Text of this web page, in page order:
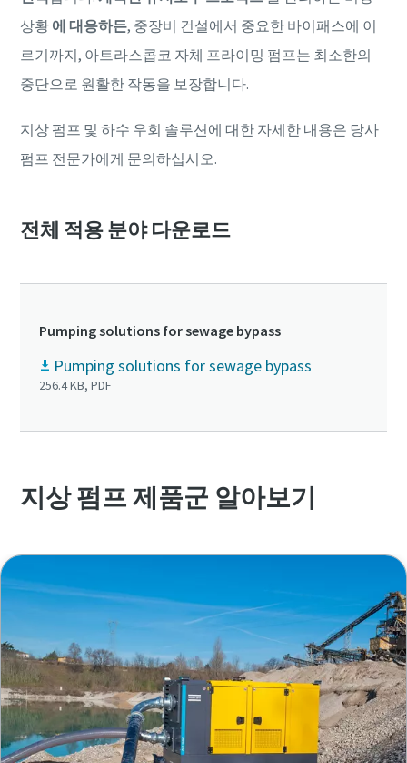
상황 에 대응하든, 중장비 건설에서 중요한 바이패스에 이
르기까지, 아트라스콥코 자체 프라이밍 펌프는 최소한의
중단으로 원활한 작동을 보장합니다.
지상 펌프 및 하수 우회 솔루션에 대한 자세한 내용은 당사
펌프 전문가에게 문의하십시오.
전체 적용 분야 다운로드
Pumping solutions for sewage bypass
Pumping solutions for sewage bypass
256.4 KB, PDF
지상 펌프 제품군 알아보기